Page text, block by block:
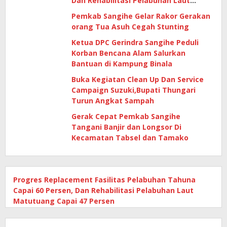
Pemkab Sangihe Gelar Rakor Gerakan
orang Tua Asuh Cegah Stunting
Ketua DPC Gerindra Sangihe Peduli
Korban Bencana Alam Salurkan
Bantuan di Kampung Binala
Buka Kegiatan Clean Up Dan Service
Campaign Suzuki,Bupati Thungari
Turun Angkat Sampah
Gerak Cepat Pemkab Sangihe
Tangani Banjir dan Longsor Di
Kecamatan Tabsel dan Tamako
Progres Replacement Fasilitas Pelabuhan Tahuna
Capai 60 Persen, Dan Rehabilitasi Pelabuhan Laut
Matutuang Capai 47 Persen